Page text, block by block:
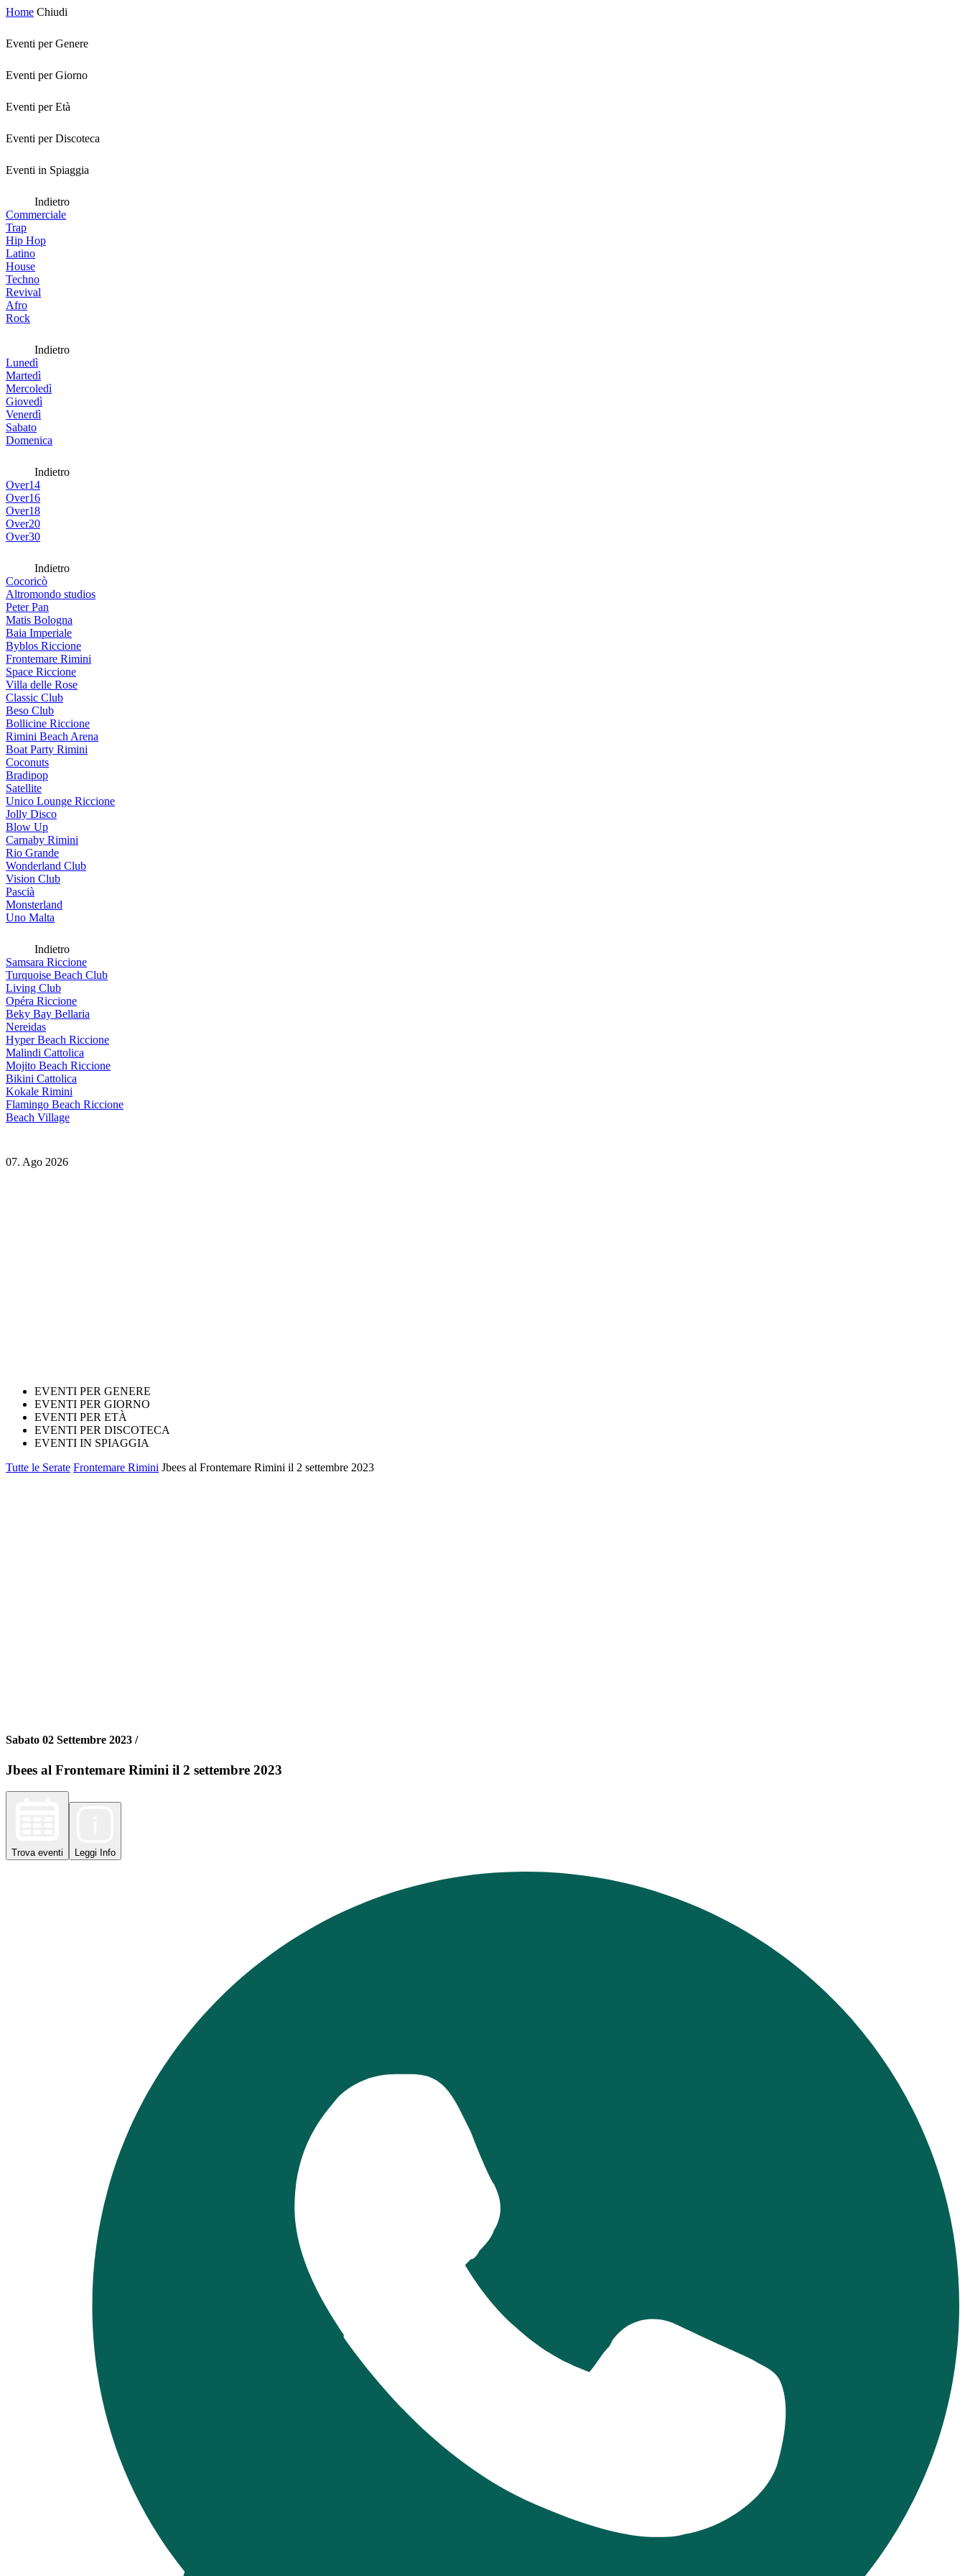
Home Chiudi
Eventi per Genere
Eventi per Giorno
Eventi per Età
Eventi per Discoteca
Eventi in Spiaggia
Indietro
Commerciale
Trap
Hip Hop
Latino
House
Techno
Revival
Afro
Rock
Indietro
Lunedì
Martedì
Mercoledì
Giovedì
Venerdì
Sabato
Domenica
Indietro
Over14
Over16
Over18
Over20
Over30
Indietro
Cocoricò
Altromondo studios
Peter Pan
Matis Bologna
Baia Imperiale
Byblos Riccione
Frontemare Rimini
Space Riccione
Villa delle Rose
Classic Club
Beso Club
Bollicine Riccione
Rimini Beach Arena
Boat Party Rimini
Coconuts
Bradipop
Satellite
Unico Lounge Riccione
Jolly Disco
Blow Up
Carnaby Rimini
Rio Grande
Wonderland Club
Vision Club
Pascià
Monsterland
Uno Malta
Indietro
Samsara Riccione
Turquoise Beach Club
Living Club
Opéra Riccione
Beky Bay Bellaria
Nereidas
Hyper Beach Riccione
Malindi Cattolica
Mojito Beach Riccione
Bikini Cattolica
Kokale Rimini
Flamingo Beach Riccione
Beach Village
07. Ago 2026
EVENTI PER GENERE
EVENTI PER GIORNO
EVENTI PER ETÀ
EVENTI PER DISCOTECA
EVENTI IN SPIAGGIA
Tutte le Serate Frontemare Rimini Jbees al Frontemare Rimini il 2 settembre 2023
Sabato 02 Settembre 2023 /
Jbees al Frontemare Rimini il 2 settembre 2023
Trova eventi Leggi Info